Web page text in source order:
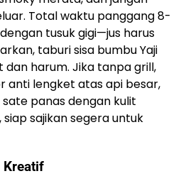
Total waktu panggang 8-
tusuk gigi—jus harus
taburi sisa bumbu Yaji
harum. Jika tanpa grill,
anti lengket atas api besar,
sate panas dengan kulit
sajikan segera untuk
Kreatif